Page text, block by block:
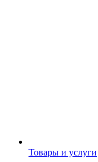
Товары и услуги